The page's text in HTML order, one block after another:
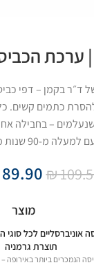
| ערכת
בקמן – דפי
להסרת כתמים קשים.
שנעלמים – בחבילה
מ-90 שנות מומחיות.
₪
89.90
מוצר
תוצרת גרמניה
הנמכרים ביותר באירופה